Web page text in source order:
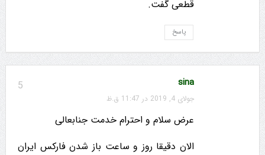
قطعی گفت.
پاسخ
5 sina
جولای 4, 2019 در 11:47 ق.ظ
عرض سلام و احترام خدمت جنابعالی
الان دقیقا روز و ساعت باز شدن فارکس ایران